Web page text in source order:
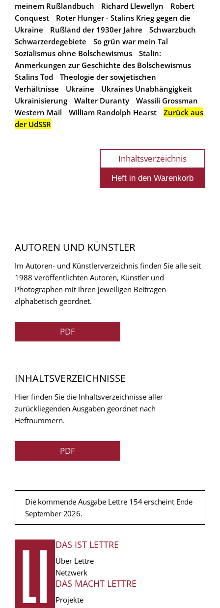
meinem Rußlandbuch
Richard Llewellyn
Robert
Conquest
Roter Hunger - Stalins Krieg gegen die
Ukraine
Rußland der 1930er Jahre
Schwarzbuch
Schwarzerdegebiete
So grün war mein Tal
Sozialismus ohne Bolschewismus
Stalin:
Anmerkungen zur Geschichte des Bolschewismus
Stalins Tod
Theologie der sowjetischen
Verhältnisse
Ukraine
Ukraines Unabhängigkeit
Ukrainisierung
Walter Duranty
Wassili Grossman
Western Mail
William Randolph Hearst
Zurück aus
der UdSSR
Inhaltsverzeichnis
AUTOREN UND KÜNSTLER
Im Autoren- und Künstlerverzeichnis finden Sie alle seit
1988 veröffentlichten Autoren, Künstler und
Photographen mit ihren jeweiligen Beitragen
alphabetisch geordnet.
PDF
INHALTSVERZEICHNISSE
Hier finden Sie die Inhaltsverzeichnisse aller
zurückliegenden Ausgaben geordnet nach
Heftnummern.
PDF
Die kommende Ausgabe Lettre 154 erscheint Ende
September 2026.
FUSSZEILE
DAS IST LETTRE
Über Lettre
Netzwerk
DAS MACHT LETTRE
Projekte